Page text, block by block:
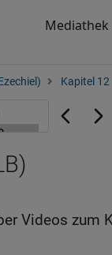
Mediathek
Kapitel 12
Videos zum